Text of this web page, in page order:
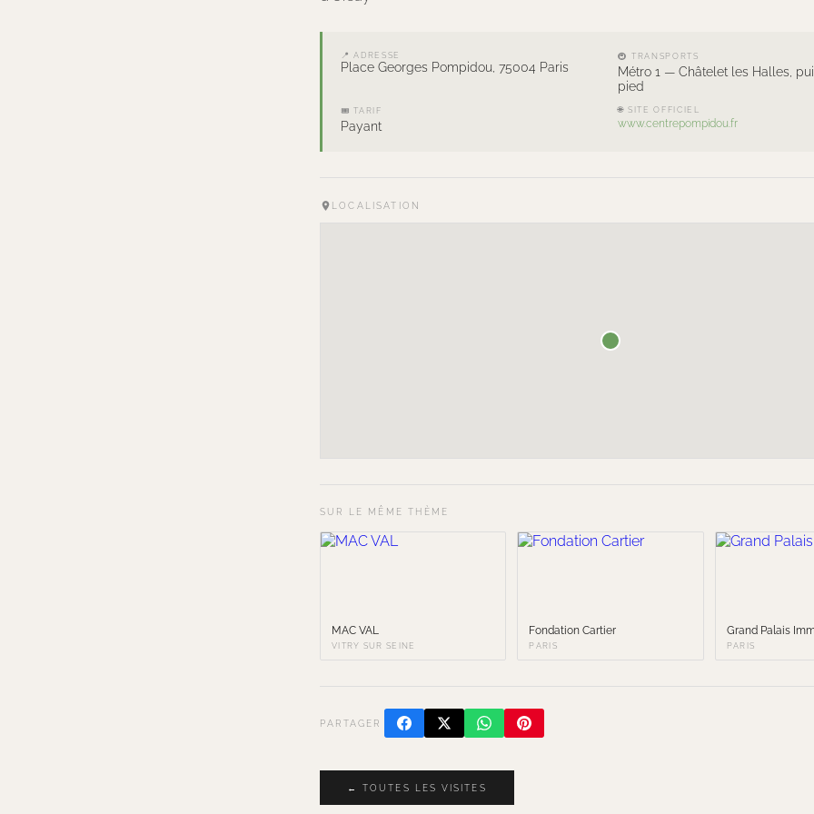
📍 ADRESSE
Place Georges Pompidou, 75004 Paris
🚇 TRANSPORTS
Métro 1 — Châtelet les Halles,
pied
🎟 TARIF
Payant
🌐 SITE OFFICIEL
www.centrepompidou.fr
LOCALISATION
SUR LE MÊME THÈME
MAC VAL
VITRY SUR SEINE
Fondation Cartier
PARIS
Grand Palais
PARIS
PARTAGER
← TOUTES LES VISITES